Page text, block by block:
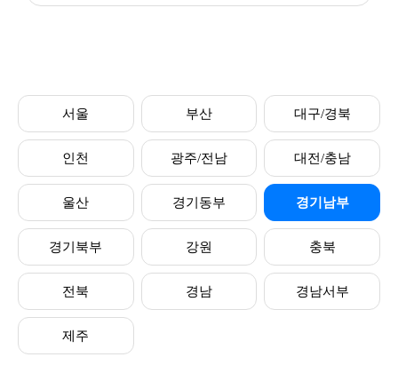
서울 부산 대구/경북
인천 광주/전남 대전/충남
울산 경기동부 경기남부
경기북부 강원 충북
전북 경남 경남서부
제주